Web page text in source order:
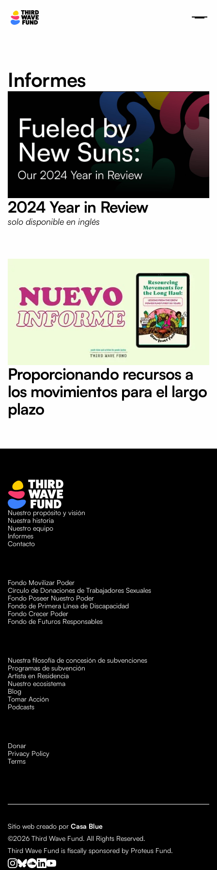
Informes
2024 Year in Review
solo disponible en inglés
Proporcionando recursos a
los movimientos para el largo
plazo
Nuestro propósito y visión
Nuestra historia
Nuestro equipo
Informes
Contacto
Fondo Movilizar Poder
Círculo de Donaciones de Trabajadores Sexuales
Fondo Poseer Nuestro Poder
Fondo de Primera Línea de Discapacidad
Fondo Crecer Poder
Fondo de Futuros Responsables
Nuestra filosofía de concesión de subvenciones
Programas de subvención
Artista en Residencia
Nuestro ecosistema
Blog
Tomar Acción
Podcasts
Donar
Privacy Policy
Terms
Sitio web creado por Casa Blue
©2026 Third Wave Fund. All Rights Reserved.
Third Wave Fund is fiscally sponsored by Proteus Fund.